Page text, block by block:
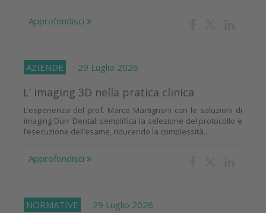
Approfondisci
AZIENDE 29 Luglio 2026
L’ imaging 3D nella pratica clinica
L’esperienza del prof. Marco Martignoni con le soluzioni di
imaging Dürr Dental: semplifica la selezione del protocollo e
l’esecuzione dell’esame, riducendo la complessità...
Approfondisci
NORMATIVE 29 Luglio 2026